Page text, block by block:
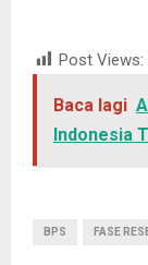
Post Views:
Baca lagi
Indonesia
BPS FASE